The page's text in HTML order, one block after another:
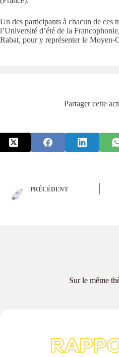
Un des participants à chacun de ces
l’Université d’été de la
Rabat, pour y représenter le Moyen-
Partager cette
PRÉCÉDENT
Sur le même